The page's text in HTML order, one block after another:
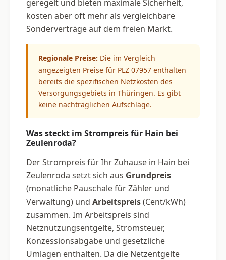
geregelt und bieten maximale Sicherheit,
kosten aber oft mehr als vergleichbare
Sonderverträge auf dem freien Markt.
Regionale Preise: Die im Vergleich
angezeigten Preise für PLZ 07957 enthalten
bereits die spezifischen Netzkosten des
Versorgungsgebiets in Thüringen. Es gibt
keine nachträglichen Aufschläge.
Was steckt im Strompreis für Hain bei
Zeulenroda?
Der Strompreis für Ihr Zuhause in Hain bei
Zeulenroda setzt sich aus Grundpreis
(monatliche Pauschale für Zähler und
Verwaltung) und Arbeitspreis(Cent/kWh)
zusammen. Im Arbeitspreis sind
Netznutzungsentgelte, Stromsteuer,
Konzessionsabgabe und gesetzliche
Umlagen enthalten. Da die Netzentgelte